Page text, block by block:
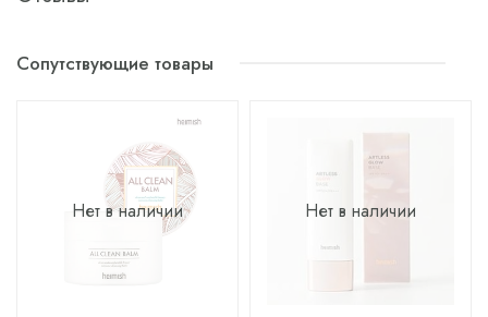
Сопутствующие товары
Нет в наличии Нет в наличии